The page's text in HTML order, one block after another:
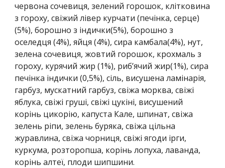
червона сочевиця, зелений горошок, клітковина
з гороху, свіжий лівер курчати (печінка, серце)
(5%), борошно з індички(5%), борошно з
оселедця (4%), яйця (4%), сира камбала(4%), нут,
зелена сочевиця, жовтий горошок, крохмаль з
гороху, курячий жир (1%), риб’ячий жир(1%), сира
печінка індички (0,5%), сіль, висушена ламінарія,
гарбуз, мускатний гарбуз, свіжа морква, свіжі
яблука, свіжі груші, свіжі цукіні, висушений
корінь цикорію, капуста Кале, шпинат, свіжа
зелень ріпи, зелень буряка, свіжа цільна
журавлина, свіжа чорниця, свіжі ягоди ірги,
куркума, розторопша, корінь лопуха, лаванда,
корінь алтеї, плоди шипшини.